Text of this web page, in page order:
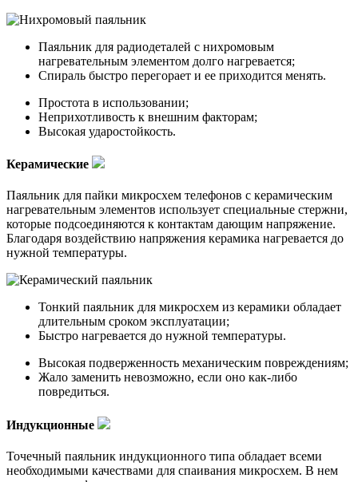
Паяльник для радиодеталей с нихромовым
нагревательным элементом долго нагревается;
Спираль быстро перегорает и ее приходится менять.
Простота в использовании;
Неприхотливость к внешним факторам;
Высокая ударостойкость.
Керамические
Паяльник для пайки микросхем телефонов с керамическим
нагревательным элементов использует специальные стержни,
которые подсоединяются к контактам дающим напряжение.
Благодаря воздействию напряжения керамика нагревается до
нужной температуры.
Тонкий паяльник для микросхем из керамики обладает
длительным сроком эксплуатации;
Быстро нагревается до нужной температуры.
Высокая подверженность механическим повреждениям;
Жало заменить невозможно, если оно как-либо
повредиться.
Индукционные
Точечный паяльник индукционного типа обладает всеми
необходимыми качествами для спаивания микросхем. В нем